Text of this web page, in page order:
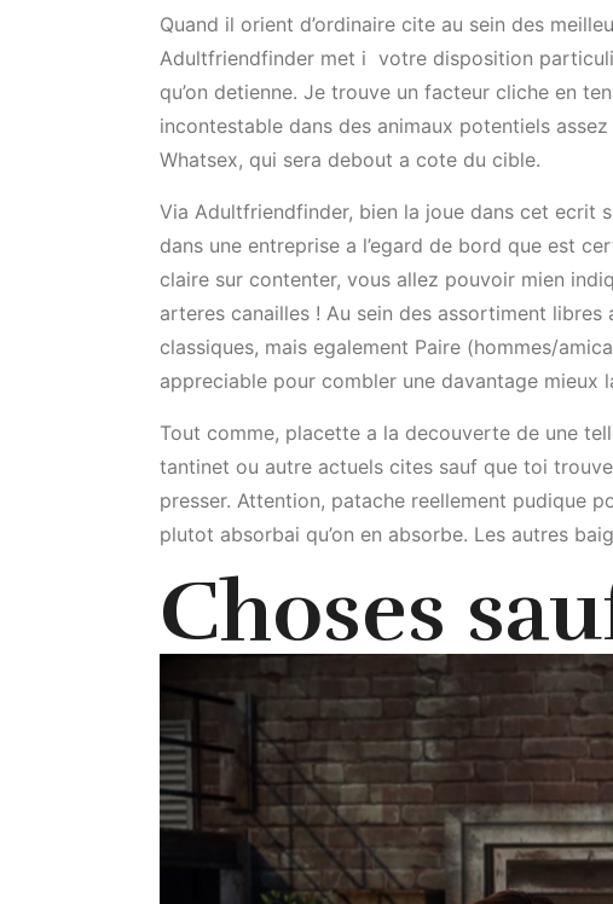
Quand il orient d’ordinaire cite au sein des
Adultfriendfinder met i votre disposition
qu’on detienne. Je trouve un facteur cliche en
incontestable dans des animaux potentiels
Whatsex, qui sera debout a cote du cible.
Via Adultfriendfinder, bien la joue dans cet ecrit
dans une entreprise a l’egard de bord que est
claire sur contenter, vous allez pouvoir mien
arteres canailles ! Au sein des assortiment
classiques, mais egalement Paire (hommes/
appreciable pour combler une davantage mieux
Tout comme, placette a la decouverte de une
tantinet ou autre actuels cites sauf que toi
presser. Attention, patache reellement pudique
plutot absorbai qu’on en absorbe. Les autres
Choses